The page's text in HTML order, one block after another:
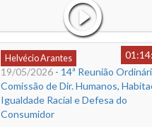
Helvécio Arantes
19/05/2026- 14ª Reunião
Comissão de Dir. Humanos,
Igualdade Racial e Defesa do
Consumidor